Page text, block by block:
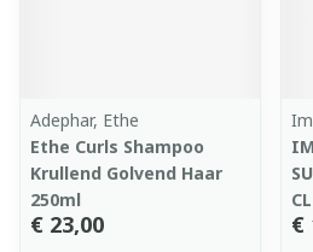
Adephar, Ethe
Ethe Curls Shampoo
Krullend Golvend Haar
250ml
€ 23,00 €